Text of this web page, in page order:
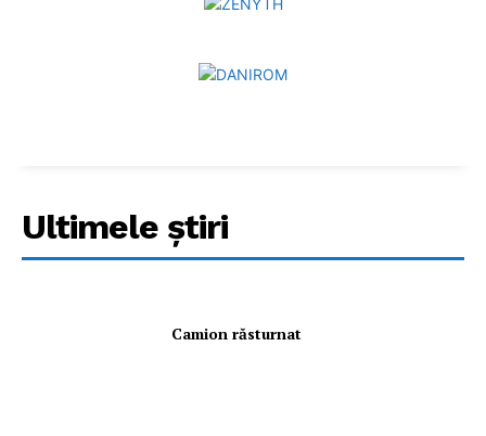
Ultimele ştiri
Camion răsturnat